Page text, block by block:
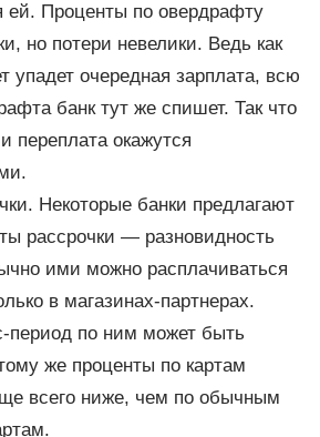
ей. Проценты по овердрафту
но потери невелики. Ведь как
упадет очередная зарплата, всю
банк тут же спишет. Так что
переплата окажутся
Некоторые банки предлагают
рассрочки — разновидность
ими можно расплачиваться
в магазинах-партнерах.
период по ним может быть
же проценты по картам
всего ниже, чем по обычным